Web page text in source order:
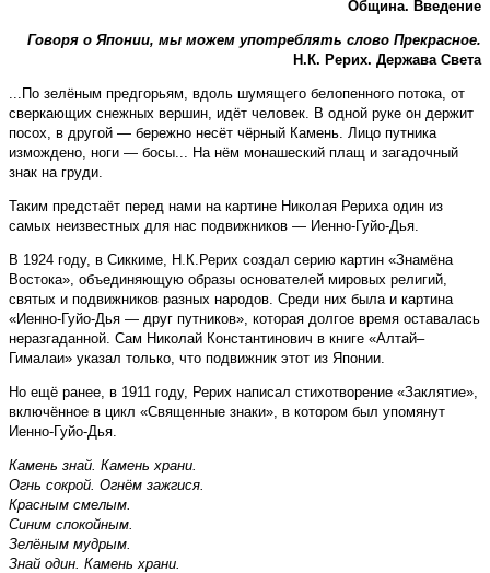
Община. Введение
Говоря о Японии, мы можем употреблять слово Прекрасное.
Н.К. Рерих. Держава Света
...По зелёным предгорьям, вдоль шумящего белопенного потока, от
сверкающих снежных вершин, идёт человек. В одной руке он держит
посох, в другой — бережно несёт чёрный Камень. Лицо путника
измождено, ноги — босы... На нём монашеский плащ и загадочный
знак на груди.
Таким предстаёт перед нами на картине Николая Рериха один из
самых неизвестных для нас подвижников — Иенно-Гуйо-Дья.
В 1924 году, в Сиккиме, Н.К.Рерих создал серию картин «Знамёна
Востока», объединяющую образы основателей мировых религий,
святых и подвижников разных народов. Среди них была и картина
«Иенно-Гуйо-Дья — друг путников», которая долгое время оставалась
неразгаданной. Сам Николай Константинович в книге «Алтай–
Гималаи» указал только, что подвижник этот из Японии.
Но ещё ранее, в 1911 году, Рерих написал стихотворение «Заклятие»,
включённое в цикл «Священные знаки», в котором был упомянут
Иенно-Гуйо-Дья.
Камень знай. Камень храни.
Огнь сокрой. Огнём зажгися.
Красным смелым.
Синим спокойным.
Зелёным мудрым.
Знай один. Камень храни.